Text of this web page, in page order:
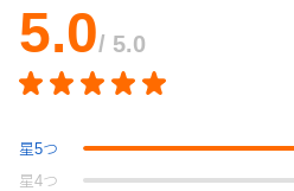
5.0/ 5.0
星5つ
星4つ